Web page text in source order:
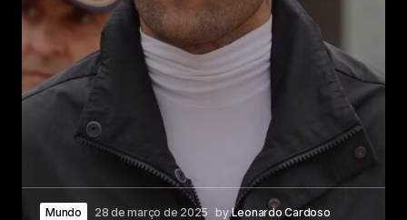
Mundo 28 de março de 2025 byLeonardo Cardoso